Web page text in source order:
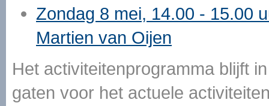
Zondag 8 mei, 14.00 - 15.00
Martien van Oijen
Het activiteitenprogramma blijft
gaten voor het actuele